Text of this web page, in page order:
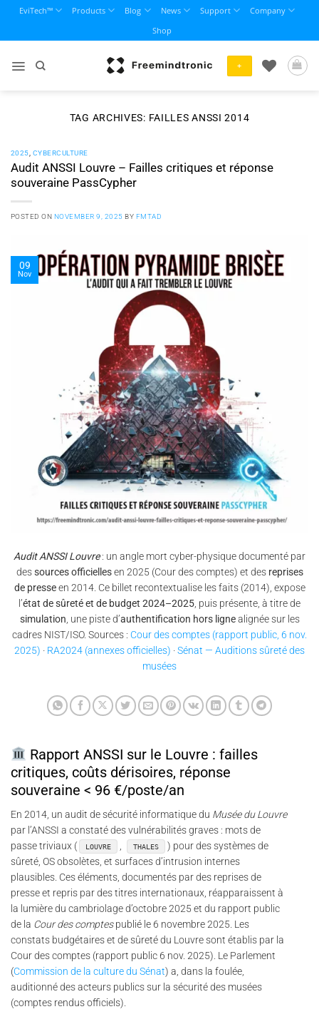
content
EviTech™ Products Blog News Support
Company
Shop
+
TAG ARCHIVES: FAILLES ANSSI 2014
2025 CYBERCULTURE
Audit ANSSI Louvre – Failles critiques et réponse
souveraine PassCypher
POSTED ON NOVEMBER 9, 2025 BY FMTAD
09
Nov
Audit ANSSI Louvre: un angle mort cyber-physique documenté par
dessources officiellesen 2025 (Cour des comptes) et des reprises
de presseen 2014. Ce billet recontextualise les faits (2014), expose
l’état de sûreté et de budget 2024–2025, puis présente, à titre de
simulation, une piste d’authentification hors lignealignée sur les
cadres NIST/ISO. Sources : Cour des comptes (rapport public, 6 nov.
2025) · RA2024 (annexes officielles) ·Sénat — Auditions sûreté des
musées
Rapport ANSSI sur le Louvre : failles
critiques, coûts dérisoires, réponse
souveraine < 96 €/poste/an
En 2014, un audit de sécurité informatique du Musée du Louvre
par l’ANSSI a constaté des vulnérabilités graves : mots de
passe triviaux (
LOUVRE THALES
) pour des systèmes de
sûreté, OS obsolètes, et surfaces d’intrusion internes
plausibles. Ces éléments, documentés par des reprises de
presse et repris par des titres internationaux, réapparaissent à
la lumière du cambriolage d’octobre 2025 et du rapport public
de la Cour des comptespublié le 6 novembre 2025. Les
constats budgétaires et de sûreté du Louvre sont établis par la
Cour des comptes (rapport public 6 nov. 2025). Le Parlement
(Commission de la culture du Sénat) a, dans la foulée,
auditionné des acteurs publics sur la sécurité des musées
(comptes rendus officiels).